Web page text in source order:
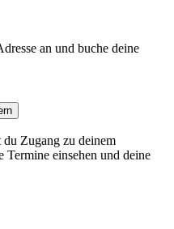
an und buche deine
du Zugang zu deinem
einsehen und deine